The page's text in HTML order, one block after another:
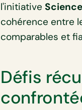
l'initiative
cohérence entre
comparables et
Défis